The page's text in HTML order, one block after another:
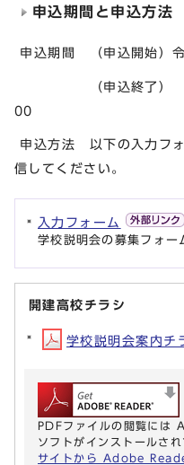
申込期間と申込方法
申込期間 （申込開始）
（申込終了） 5
00
申込方法 以下の入力フ
信してください。
入力フォーム
学校説明会の募集フォー
開建高校チラシ
学校説明会案内
PDFファイルの閲覧には
ソフトがインストールされ
サイトから Adobe